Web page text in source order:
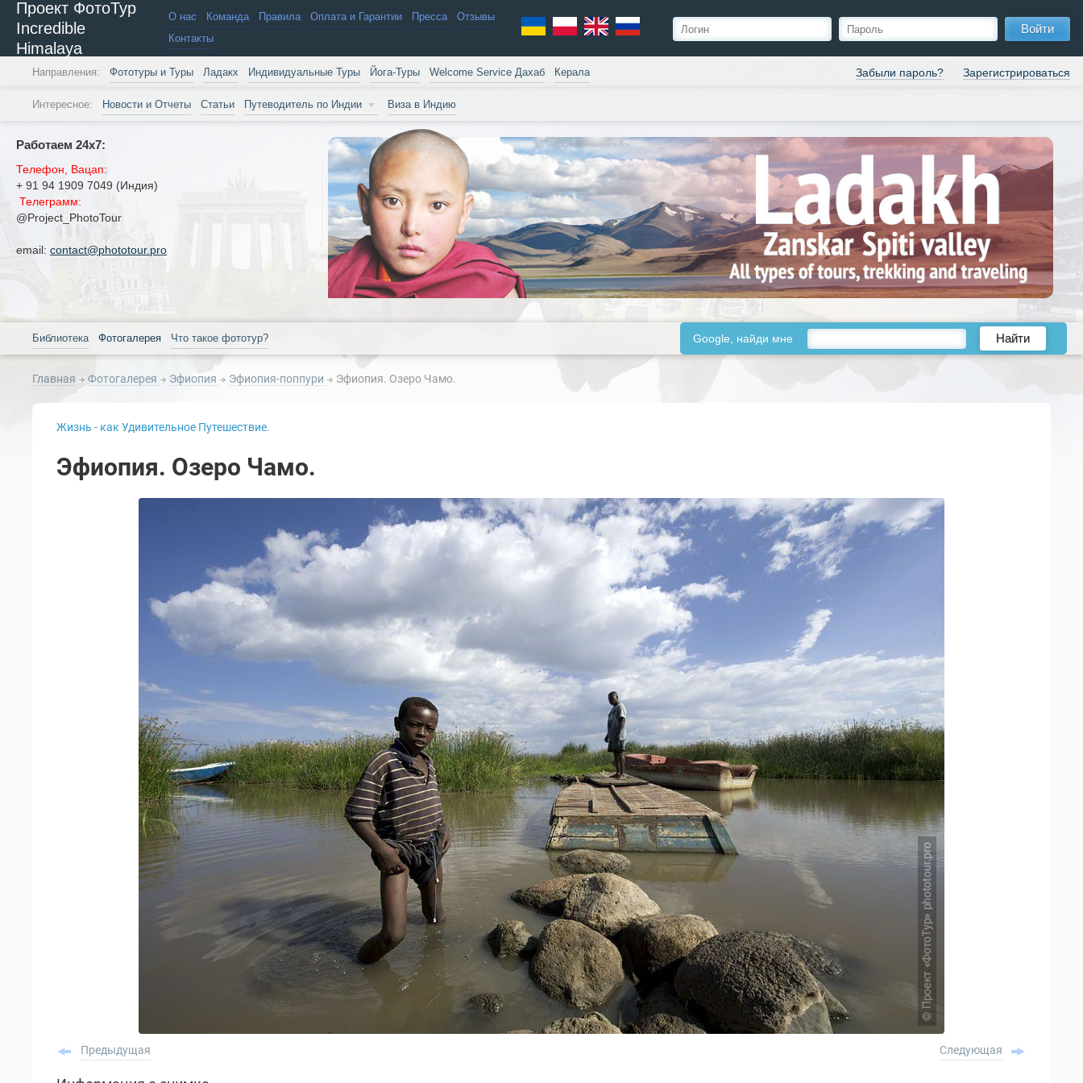
Проект ФотоТур
Incredible
Himalaya
О нас Команда Правила Оплата и Гарантии Пресса
Отзывы
Контакты
Войти
Забыли пароль? Зарегистрироваться
Направления: Фототуры и Туры Ладакх Индивидуальные Туры Йога-Туры Welcome Service Дахаб Керала
Интересное: Новости и Отчеты Статьи Путеводитель по Индии Виза в Индию
Работаем 24х7:
Телефон, Вацап:
+ 91 94 1909 7049 (Индия)
Телеграмм:
@Project_PhotoTour
email: contact@phototour.pro
Библиотека Фотогалерея Что такое фототур? Google, найди мне Найти
Главная Фотогалерея Эфиопия Эфиопия-поппури Эфиопия. Озеро Чамо.
Жизнь - как Удивительное Путешествие.
Эфиопия. Озеро Чамо.
Предыдущая Следующая